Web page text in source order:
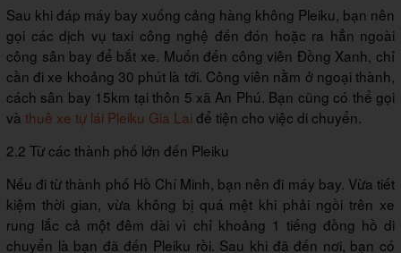
Sau khi đáp máy bay xuống cảng hàng không Pleiku, bạn nên
gọi các dịch vụ taxi công nghệ đến đón hoặc ra hẳn ngoài
công sân bay để bắt xe. Muốn đến công viên Đồng Xanh, chỉ
cần đi xe khoảng 30 phút là tới. Công viên nằm ở ngoại thành,
cách sân bay 15km tại thôn 5 xã An Phú. Bạn cũng có thể gọi
và thuê xe tự lái Pleiku Gia Lai để tiện cho việc di chuyển.
2.2 Từ các thành phố lớn đến Pleiku
Nếu đi từ thành phố Hồ Chí Minh, bạn nên đi máy bay. Vừa tiết
kiệm thời gian, vừa không bị quá mệt khi phải ngồi trên xe
rung lắc cả một đêm dài vì chỉ khoảng 1 tiếng đồng hồ di
chuyển là bạn đã đến Pleiku rồi. Sau khi đã đến nơi, bạn có